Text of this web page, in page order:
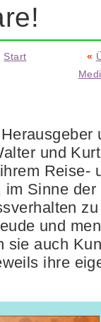
Start «
und
Reise-
im Sinne
und
sie auch
ihre